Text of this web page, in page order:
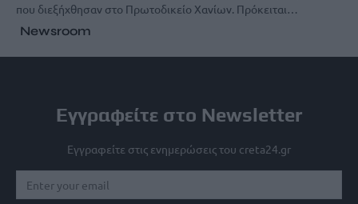
που διεξήχθησαν στο Πρωτοδικείο Χανίων. Πρόκειται…
Newsroom
Εγγραφείτε στο Newsletter
Εγγραφείτε στις ενημερώσεις του creta24.gr